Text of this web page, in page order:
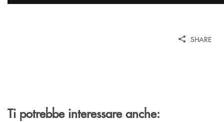
SHARE
Ti potrebbe interessare anche: